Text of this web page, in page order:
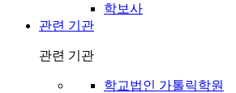
학보사
관련 기관
관련 기관
학교법인 가톨릭학원